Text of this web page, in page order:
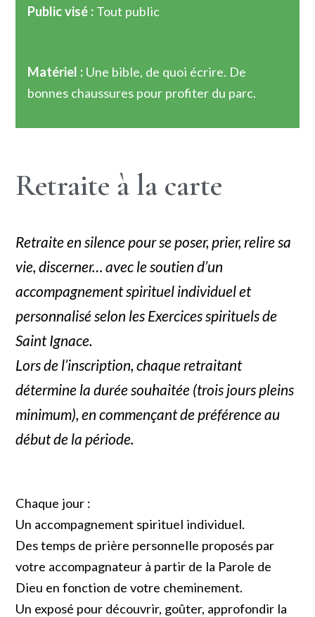
Public visé : Tout public
Matériel : Une bible, de quoi écrire. De
bonnes chaussures pour profiter du parc.
Retraite à la carte
Retraite en silence pour se poser, prier, relire sa
vie, discerner… avec le soutien d’un
accompagnement spirituel individuel et
personnalisé selon les Exercices spirituels de
Saint Ignace.
Lors de l’inscription, chaque retraitant
détermine la durée souhaitée (trois jours pleins
minimum), en commençant de préférence au
début de la période.
Chaque jour :
Un accompagnement spirituel individuel.
Des temps de prière personnelle proposés par
votre accompagnateur à partir de la Parole de
Dieu en fonction de votre cheminement.
Un exposé pour découvrir, goûter, approfondir la